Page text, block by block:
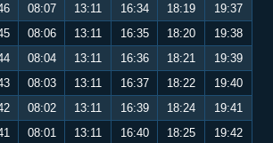
08:07 13:11 16:34 18:19
19:37
08:06 13:11 16:35 18:20
19:38
08:04 13:11 16:36 18:21
19:39
08:03 13:11 16:37 18:22
19:40
08:02 13:11 16:39 18:24
19:41
08:01 13:11 16:40 18:25 19:42